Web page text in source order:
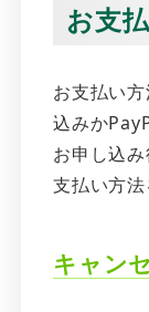
お支
お支払い
込みか
お申し込
支払い方法
キャン